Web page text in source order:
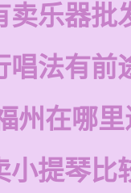
卖乐器批
唱法有前
州在哪
小提琴比